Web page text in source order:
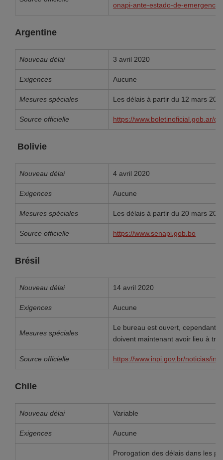
onapi-ante-estado-de-
Argentine
Nouveau délai 3 avril 2020
Exigences Aucune
Mesures spéciales Les délais à partir du 12 mars
Source officielle https://www.boletinoficial.gob.ar/
Bolivie
Nouveau délai 4 avril 2020
Exigences Aucune
Mesures spéciales Les délais à partir du 20 mars
Source officielle https://www.senapi.gob.bo
Brésil
Nouveau délai 14 avril 2020
Exigences Aucune
Mesures spéciales
Le bureau est ouvert, cependant
doivent maintenant avoir lieu à
Source officielle https://www.inpi.gov.br/noticias/
Chile
Nouveau délai Variable
Exigences Aucune
Prorogation des délais dans les